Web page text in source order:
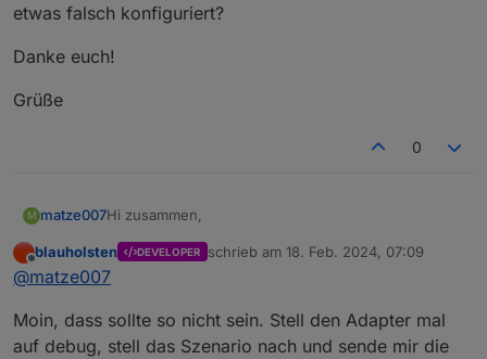
etwas falsch konfiguriert?
Danke euch!
Grüße
0
M matze007Hi zusammen,
ich arbeite mich gerade in diesen Adapter ein und
habe eine vermutlich einfache Frage...
definiert und ihnen einen eigenen Namen
zugewiesen:
Alle 3 Objekte triggern den Alarm auch korrekt.
Offline
blauholsten DEVELOPER schrieb am 18. Feb. 2024, 07:09
zuletzt editiert von
@matze007
Moin, dass sollte so nicht sein. Stell den Adapter mal
auf debug, stell das Szenario nach und sende mir die